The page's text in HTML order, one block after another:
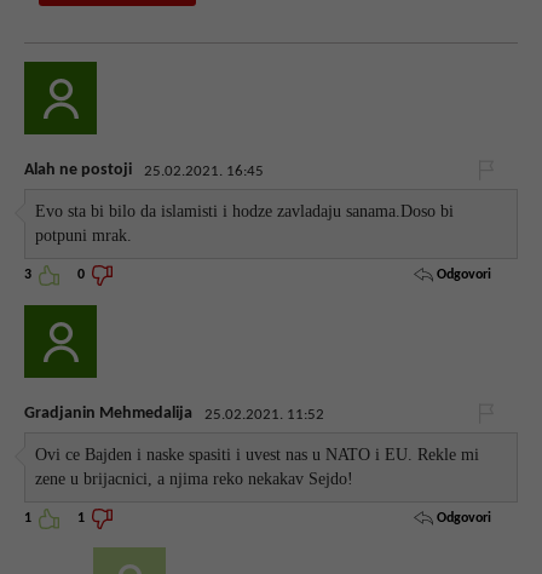
Alah ne postoji 25.02.2021. 16:45
Evo sta bi bilo da islamisti i hodze zavladaju sanama.Doso bi
potpuni mrak.
3 0 Odgovori
Gradjanin Mehmedalija 25.02.2021. 11:52
Ovi ce Bajden i naske spasiti i uvest nas u NATO i EU. Rekle mi
zene u brijacnici, a njima reko nekakav Sejdo!
1 1 Odgovori